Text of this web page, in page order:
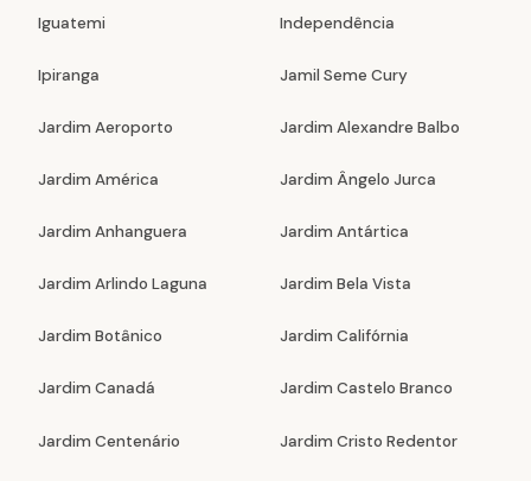
Iguatemi Independência
Ipiranga Jamil Seme Cury
Jardim Aeroporto Jardim Alexandre Balbo
Jardim América Jardim Ângelo Jurca
Jardim Anhanguera Jardim Antártica
Jardim Arlindo Laguna Jardim Bela Vista
Jardim Botânico Jardim Califórnia
Jardim Canadá Jardim Castelo Branco
Jardim Centenário Jardim Cristo Redentor